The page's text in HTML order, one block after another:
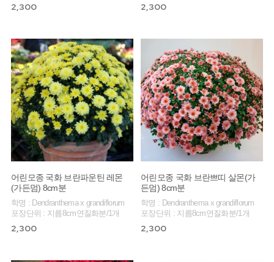
2,300 2,300
어린모종 국화 브란파운틴 레몬
(가든멈) 8cm분
학명 : Dendranthema x grandiflorum
포장단위 : 지름8cm연질화분/1개
2,300
어린모종 국화 브란쁘띠 살몬(가
든멈) 8cm분
학명 : Dendranthema x grandiflorum
포장단위 : 지름8cm연질화분/1개
2,300